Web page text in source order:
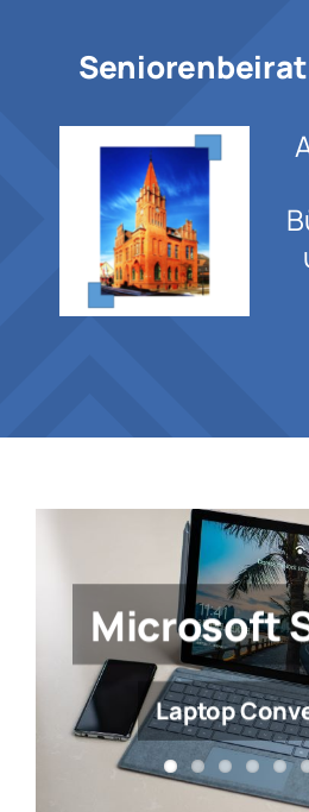
springen
Startseite
Wir über uns
Aktivitäten
Veranstaltungen
Sonstiges
Microsoft
Laptop